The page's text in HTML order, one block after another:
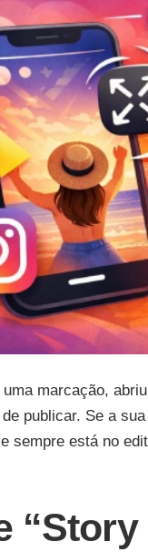
marcação,
publicar. Se a
sempre está no